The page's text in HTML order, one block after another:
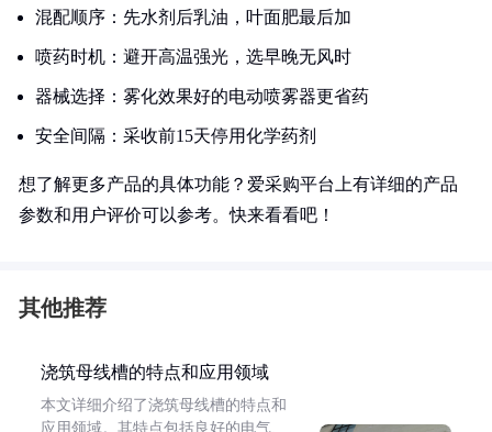
混配顺序：先水剂后乳油，叶面肥最后加
喷药时机：避开高温强光，选早晚无风时
器械选择：雾化效果好的电动喷雾器更省药
安全间隔：采收前15天停用化学药剂
想了解更多产品的具体功能？爱采购平台上有详细的产品
参数和用户评价可以参考。快来看看吧！
其他推荐
浇筑母线槽的特点和应用领域
本文详细介绍了浇筑母线槽的特点和
应用领域。其特点包括良好的电气、